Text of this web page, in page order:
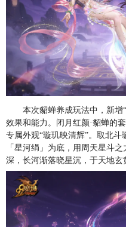
本次貂蝉养成玩法中，新增“
效果和能力。闭月红颜·貂蝉的
专属外观“璇玑映清辉”。取北
「星河绢」为底，用周天星斗
深，长河渐落晓星沉，于天地玄